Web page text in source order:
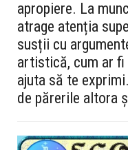
apropiere. La
atrage atenția
susții cu
artistică, cum ar fi
ajuta să te
de părerile altora